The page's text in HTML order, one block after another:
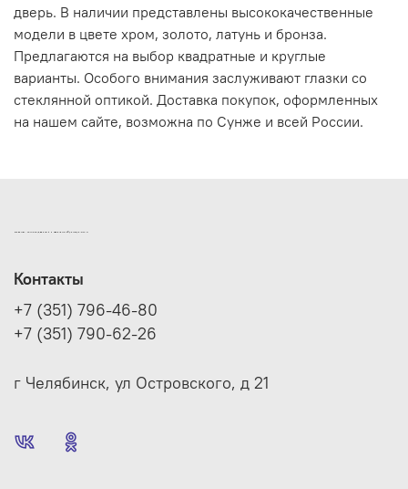
дверь. В наличии представлены высококачественные
модели в цвете хром, золото, латунь и бронза.
Предлагаются на выбор квадратные и круглые
варианты. Особого внимания заслуживают глазки со
стеклянной оптикой. Доставка покупок, оформленных
на нашем сайте, возможна по Сунже и всей России.
ИНТЕРНЕТ-МАГАЗИН ДВЕРНОЙ И МЕБЕЛЬНОЙ ФУРНИТУРЫ САМ
Контакты
+7 (351) 796-46-80
+7 (351) 790-62-26
г Челябинск, ул Островского, д 21